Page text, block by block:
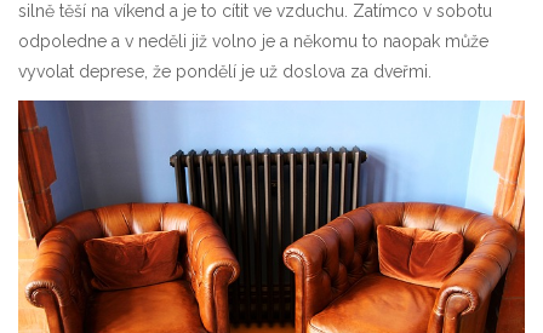
silně těší na víkend a je to cítit ve vzduchu. Zatímco v sobotu
odpoledne a v neděli již volno je a někomu to naopak může
vyvolat deprese, že pondělí je už doslova za dveřmi.